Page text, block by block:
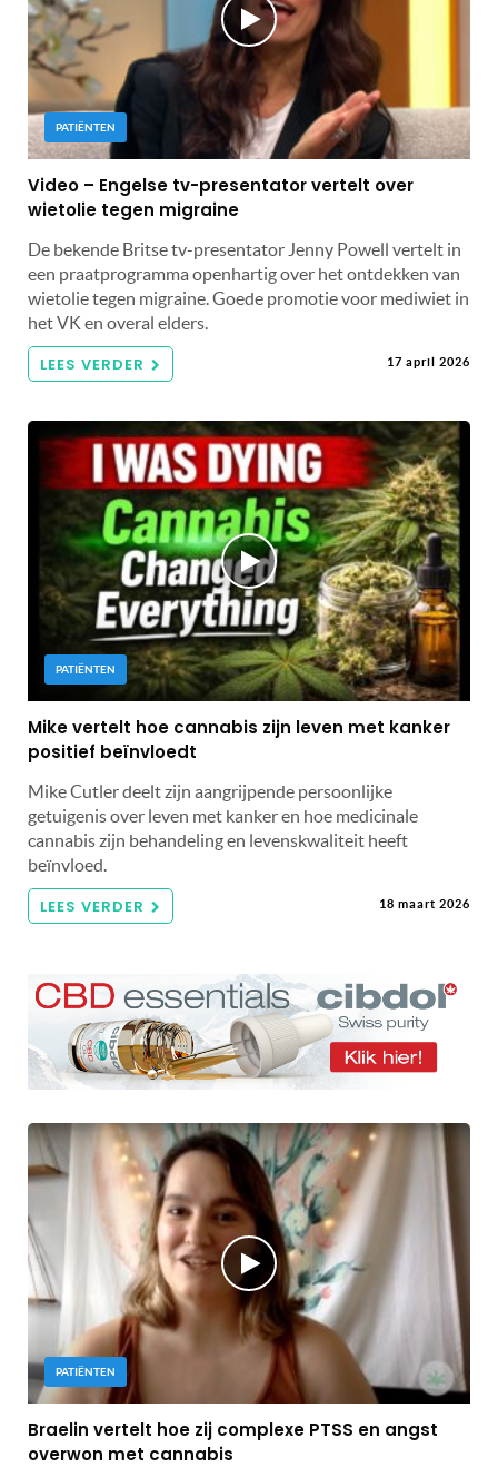
PATIËNTEN
Video – Engelse tv-presentator vertelt over
wietolie tegen migraine
De bekende Britse tv-presentator Jenny Powell vertelt in
een praatprogramma openhartig over het ontdekken van
wietolie tegen migraine. Goede promotie voor mediwiet in
het VK en overal elders.
LEES VERDER 17 april 2026
PATIËNTEN
Mike vertelt hoe cannabis zijn leven met kanker
positief beïnvloedt
Mike Cutler deelt zijn aangrijpende persoonlijke
getuigenis over leven met kanker en hoe medicinale
cannabis zijn behandeling en levenskwaliteit heeft
beïnvloed.
LEES VERDER 18 maart 2026
PATIËNTEN
Braelin vertelt hoe zij complexe PTSS en angst
overwon met cannabis